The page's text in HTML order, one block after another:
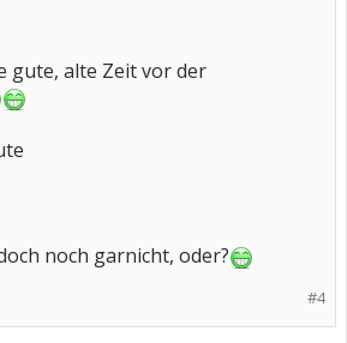
gute, alte Zeit vor der
noch garnicht, oder?
#4